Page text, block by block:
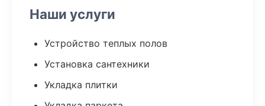
Наши услуги
Устройство теплых полов
Установка сантехники
Укладка плитки